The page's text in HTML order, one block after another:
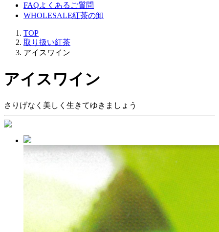
FAQよくあるご質問
WHOLESALE紅茶の卸
TOP
取り扱い紅茶
アイスワイン
アイスワイン
さりげなく美しく生きてゆきましょう